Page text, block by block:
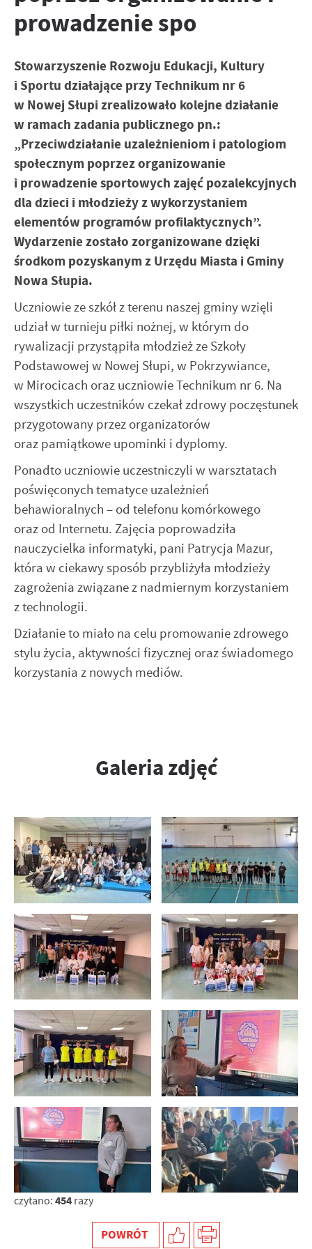
prowadzenie spo
Stowarzyszenie Rozwoju Edukacji, Kultury
i Sportu działające przy Technikum nr 6
w Nowej Słupi zrealizowało kolejne działanie
w ramach zadania publicznego pn.:
„Przeciwdziałanie uzależnieniom i patologiom
społecznym poprzez organizowanie
i prowadzenie sportowych zajęć pozalekcyjnych
dla dzieci i młodzieży z wykorzystaniem
elementów programów profilaktycznych”.
Wydarzenie zostało zorganizowane dzięki
środkom pozyskanym z Urzędu Miasta i Gminy
Nowa Słupia.
Uczniowie ze szkół z terenu naszej gminy wzięli
udział w turnieju piłki nożnej, w którym do
rywalizacji przystąpiła młodzież ze Szkoły
Podstawowej w Nowej Słupi, w Pokrzywiance,
w Mirocicach oraz uczniowie Technikum nr 6. Na
wszystkich uczestników czekał zdrowy poczęstunek
przygotowany przez organizatorów
oraz pamiątkowe upominki i dyplomy.
Ponadto uczniowie uczestniczyli w warsztatach
poświęconych tematyce uzależnień
behawioralnych – od telefonu komórkowego
oraz od Internetu. Zajęcia poprowadziła
nauczycielka informatyki, pani Patrycja Mazur,
która w ciekawy sposób przybliżyła młodzieży
zagrożenia związane z nadmiernym korzystaniem
z technologii.
Działanie to miało na celu promowanie zdrowego
stylu życia, aktywności fizycznej oraz świadomego
korzystania z nowych mediów.
Galeria zdjęć
czytano: 454 razy
POWRÓT
Twoich zwyczajów dotyczących przeglądanej witryny
internetowej. Treści promocyjne mogą pojawić się na
stronach podmiotów trzecich lub firm będących naszymi
w charakterze pośredników prezentujących nasze treści w
postaci wiadomości, ofert, komunikatów mediów
społecznościowych.